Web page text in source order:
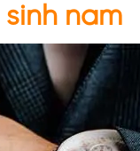
nam